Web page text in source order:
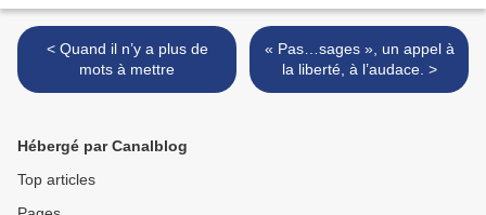
< Quand il n’y a plus de
mots à mettre
« Pas…sages », un appel à
la liberté, à l’audace. >
Hébergé par Canalblog
Top articles